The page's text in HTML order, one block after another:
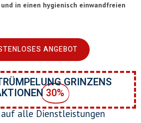
in einen hygienisch einwandfreien
ANGEBOT
GRINZENS
30%
auf alle Dienstleistungen